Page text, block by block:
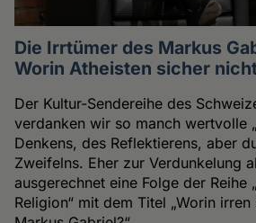
Die Irrtümer des Markus
Worin Atheisten sicher
Der Kultur-Sendereihe des
verdanken wir so manch wertvolle
Denkens, des Reflektierens, aber
Zweifelns. Eher zur Verdunkelung
ausgerechnet eine Folge der Reihe
Religion“ mit dem Titel „Worin irren